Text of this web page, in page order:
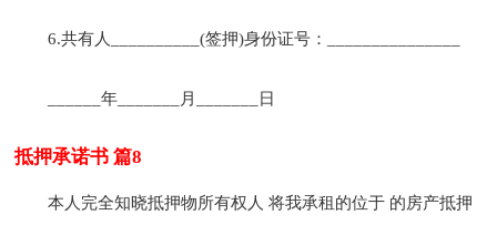
6.共有人__________(签押)身份证号：_______________
______年_______月_______日
抵押承诺书 篇8
本人完全知晓抵押物所有权人 将我承租的位于 的房产抵押